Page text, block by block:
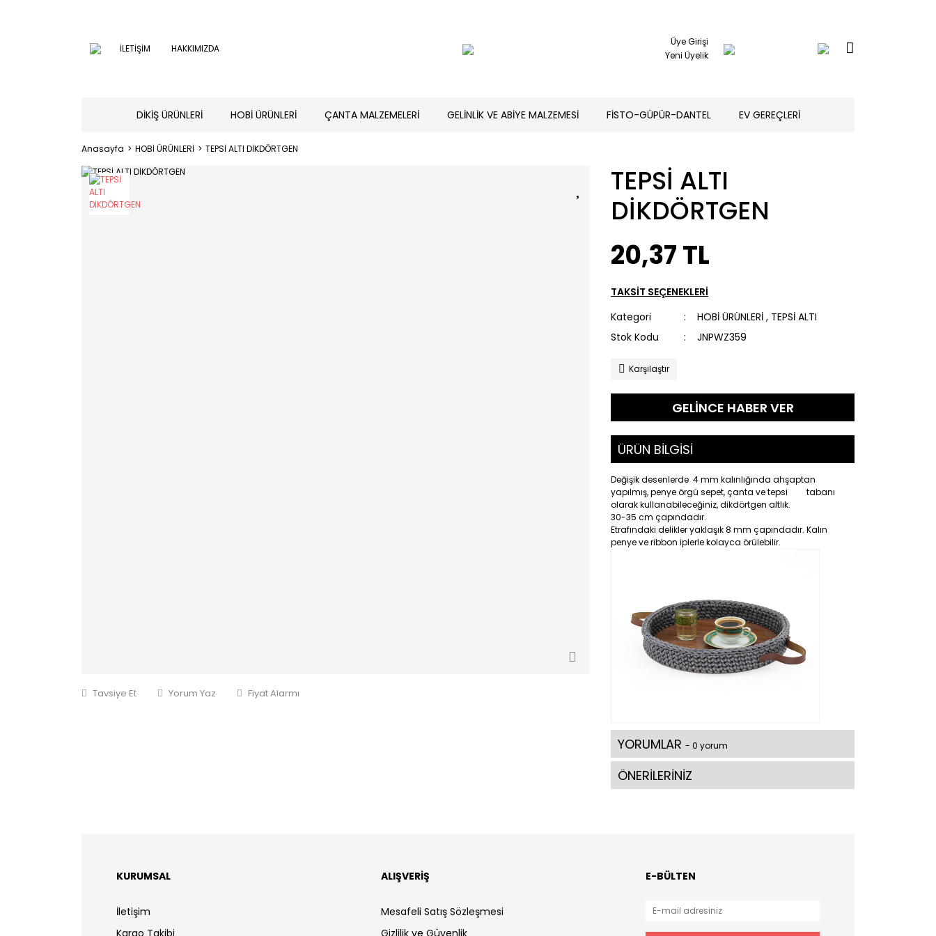
İLETİŞİM HAKKIMIZDA
Üye Girişi
Yeni Üyelik
DİKİŞ ÜRÜNLERİ HOBİ ÜRÜNLERİ ÇANTA MALZEMELERİ GELİNLİK VE ABİYE MALZEMESİ FİSTO-GÜPÜR-DANTEL EV GEREÇLERİ
Anasayfa HOBİ ÜRÜNLERİ TEPSİ ALTI DİKDÖRTGEN
Tavsiye Et Yorum Yaz Fiyat Alarmı
TEPSİ ALTI
DİKDÖRTGEN
20,37 TL
TAKSİT SEÇENEKLERİ
Kategori
HOBİ ÜRÜNLERİ , TEPSİ ALTI
Stok Kodu
JNPWZ359
Karşılaştır
GELİNCE HABER VER
ÜRÜN BİLGİSİ
Değişik desenlerde 4 mm kalınlığında ahşaptan
yapılmış, penye örgü sepet, çanta ve tepsi tabanı
olarak kullanabileceğiniz, dikdörtgen altlık.
30-35 cm çapındadır.
Etrafındaki delikler yaklaşık 8 mm çapındadır. Kalın
penye ve ribbon iplerle kolayca örülebilir.
YORUMLAR - 0 yorum
ÖNERİLERİNİZ
KURUMSAL
İletişim
Kargo Takibi
ALIŞVERİŞ
Mesafeli Satış Sözleşmesi
Gizlilik ve Güvenlik
E-BÜLTEN